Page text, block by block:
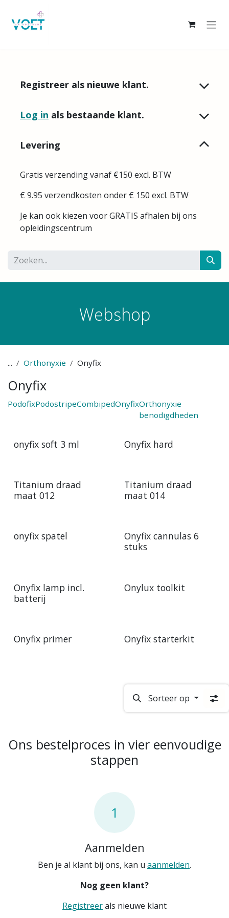
Registreer als nieuwe klant.
Log in als bestaande klant.
Levering
Gratis verzending vanaf €150 excl. BTW
€ 9.95 verzendkosten onder € 150 excl. BTW
Je kan ook kiezen voor GRATIS afhalen bij ons
opleidingscentrum
Webshop
... Orthonyxie Onyfix
Onyfix
PodofixPodostripeCombipedOnyfixOrthonyxie
benodigdheden
onyfix soft 3 ml Onyfix hard
Titanium draad
maat 012
Titanium draad
maat 014
onyfix spatel
Onyfix cannulas 6
stuks
Onyfix lamp incl.
batterij
Onylux toolkit
Onyfix primer Onyfix starterkit
Sorteer op
Ons bestelproces in vier eenvoudige
stappen
1
Aanmelden
Ben je al klant bij ons, kan u aanmelden.
Nog geen klant?
Registreerals nieuwe klant